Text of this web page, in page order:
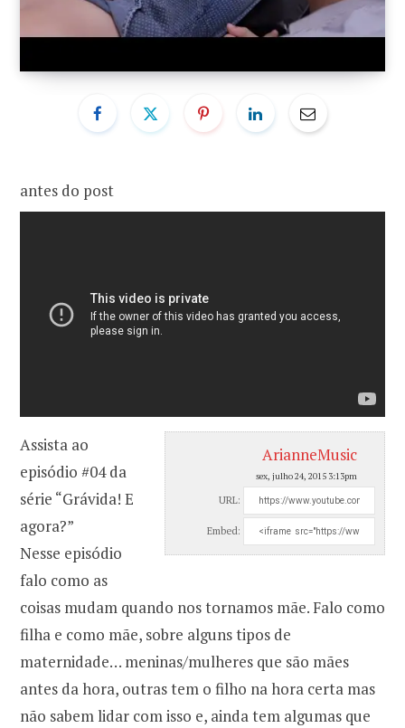
antes do post
ArianneMusic
sex, julho 24, 2015 3:13pm
URL:
Embed:
Assista ao
episódio #04 da
série “Grávida! E
agora?”
Nesse episódio
falo como as
coisas mudam quando nos tornamos mãe. Falo como
filha e como mãe, sobre alguns tipos de
maternidade… meninas/mulheres que são mães
antes da hora, outras tem o filho na hora certa mas
não sabem lidar com isso e, ainda tem algumas que